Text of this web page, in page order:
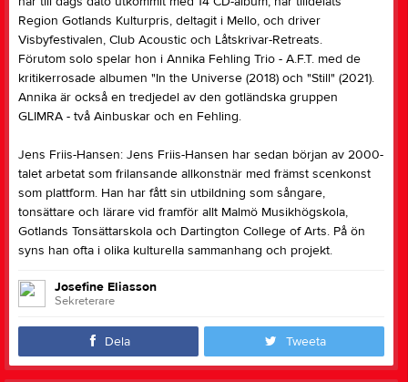
Region Gotlands Kulturpris, deltagit i Mello, och driver
Visbyfestivalen, Club Acoustic och Låtskrivar-Retreats.
Förutom solo spelar hon i Annika Fehling Trio - A.F.T. med de
kritikerrosade albumen "In the Universe (2018) och "Still" (2021).
Annika är också en tredjedel av den gotländska gruppen
GLIMRA - två Ainbuskar och en Fehling.
Jens Friis-Hansen: Jens Friis-Hansen har sedan början av 2000-
talet arbetat som frilansande allkonstnär med främst scenkonst
som plattform. Han har fått sin utbildning som sångare,
tonsättare och lärare vid framför allt Malmö Musikhögskola,
Gotlands Tonsättarskola och Dartington College of Arts. På ön
syns han ofta i olika kulturella sammanhang och projekt.
Josefine Eliasson
Sekreterare
Dela Tweeta